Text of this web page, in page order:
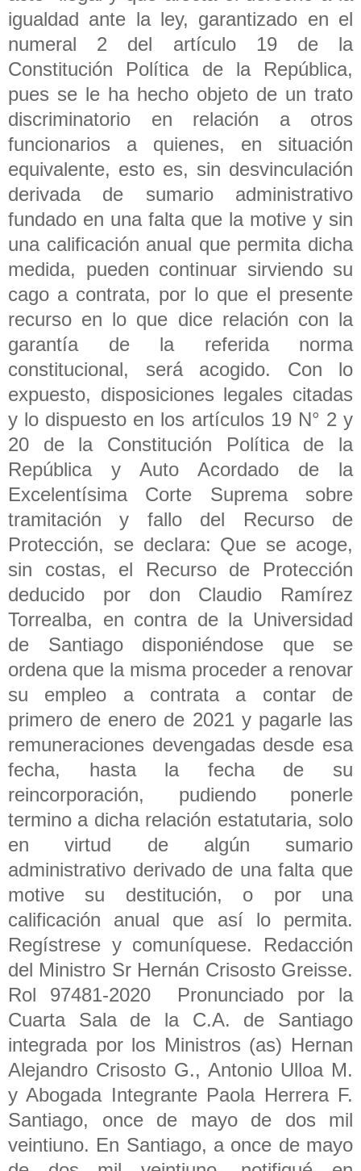
igualdad ante la ley, garantizado en el
numeral 2 del artículo 19 de la
Constitución Política de la República,
pues se le ha hecho objeto de un trato
discriminatorio en relación a otros
funcionarios a quienes, en situación
equivalente, esto es, sin desvinculación
derivada de sumario administrativo
fundado en una falta que la motive y sin
una calificación anual que permita dicha
medida, pueden continuar sirviendo su
cago a contrata, por lo que el presente
recurso en lo que dice relación con la
garantía de la referida norma
constitucional, será acogido. Con lo
expuesto, disposiciones legales citadas
y lo dispuesto en los artículos 19 N° 2 y
20 de la Constitución Política de la
República y Auto Acordado de la
Excelentísima Corte Suprema sobre
tramitación y fallo del Recurso de
Protección, se declara: Que se acoge,
sin costas, el Recurso de Protección
deducido por don Claudio Ramírez
Torrealba, en contra de la Universidad
de Santiago disponiéndose que se
ordena que la misma proceder a renovar
su empleo a contrata a contar de
primero de enero de 2021 y pagarle las
remuneraciones devengadas desde esa
fecha, hasta la fecha de su
reincorporación, pudiendo ponerle
termino a dicha relación estatutaria, solo
en virtud de algún sumario
administrativo derivado de una falta que
motive su destitución, o por una
calificación anual que así lo permita.
Regístrese y comuníquese. Redacción
del Ministro Sr Hernán Crisosto Greisse.
Rol 97481-2020 Pronunciado por la
Cuarta Sala de la C.A. de Santiago
integrada por los Ministros (as) Hernan
Alejandro Crisosto G., Antonio Ulloa M.
y Abogada Integrante Paola Herrera F.
Santiago, once de mayo de dos mil
veintiuno. En Santiago, a once de mayo